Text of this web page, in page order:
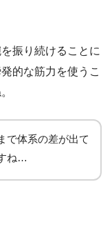
振り続けることに
的な筋力を使うこ
で体系の差が出て
ね…